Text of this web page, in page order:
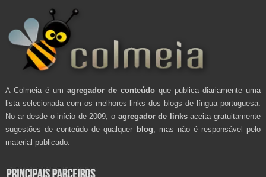
A Colmeia é um agregador de conteúdo que publica diariamente uma
lista selecionada com os melhores links dos blogs de língua portuguesa.
No ar desde o início de 2009, o agregador de linksaceita gratuitamente
sugestões de conteúdo de qualquer blog , mas não é responsável pelo
material publicado.